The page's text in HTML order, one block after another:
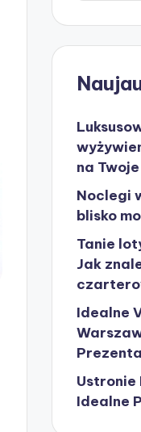
na
Noclegi
blisko
Tanie
Jak
Idealne
Ustronie
Idealne